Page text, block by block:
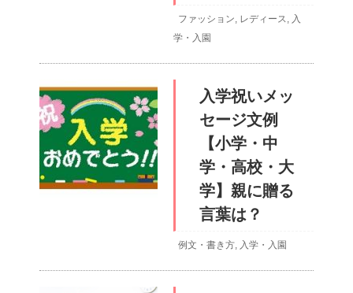
ファッション, レディース, 入
学・入園
入学祝いメッ
セージ文例
【小学・中
学・高校・大
学】親に贈る
言葉は？
例文・書き方, 入学・入園